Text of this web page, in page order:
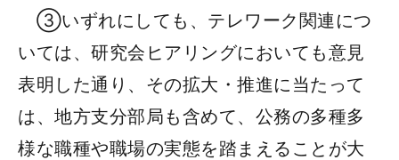
③いずれにしても、テレワーク関連につ
いては、研究会ヒアリングにおいても意見
表明した通り、その拡大・推進に当たって
は、地方支分部局も含めて、公務の多種多
様な職種や職場の実態を踏まえることが大